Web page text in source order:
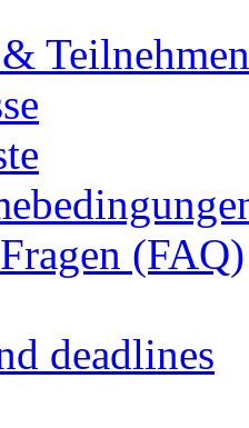
Teilnehmen
(FAQ)
deadlines